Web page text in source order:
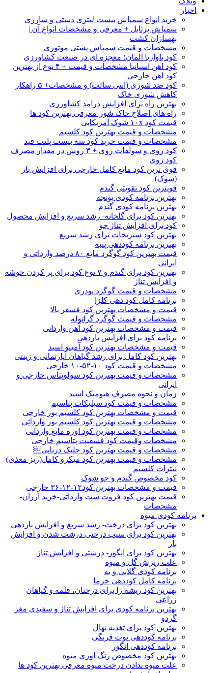
اخبار
خرید انواع سمپاش بیست لیتری دستی و شارژی
سمپاش پرتابل + معرفی و مشخصات انواع آن |
بهسازان کشت
مشخصات و قیمت سمپاش پشتی موتوری
کود باواریا المان؛ معجزه ای در صنعت کشاورزی
کود اهن اسپانیا مشخصات و قیمت + ۴ نوع از بهترین
کود اهن خارجی
کود ضد شوری (انتی سالت) و مشخصات+ ۵ راهکار
کاهش شوری خاک
بهترین راه برای افزایش درامد کشاورزی
راه های اصلاح خاک شور-معرفی بهترین کود ها
قیمت کود ۱۰x شوک آمریکایی
مشخصات و قیمت بهترین کود کلسیم
مشخصات و قیمت خرید کود سه بیست پلنت فید
کود روی و سولفات روی + ۳ روش در مقدار مصرف
کود روی
قوی ترین کود مایع کامل خارجی برای افزایش بار
(شوک)
قویترین کود تقویتی گندم
بهترین برنامه کودی یونجه
بهترین برنامه کودی گندم
بهترین کود برای گلخانه- رشد سریع و افزایش محصول
کود برای افزایش تناژ جو
بهترین کود سبزیجات برای رشد سریع
بهترین برنامه کوددهی پنبه
قیمت بهترین کود گوگرد مایع ۸۰ درصد وارداتی و
ایرانی
بهترین کود برای گندم و ۷ نوع کود برای پر کردن خوشه
و افزایش تناژ
مشخصات و قیمت گوگرد پودری
برنامه کامل کود دهی کلزا
قیمت و مشخصات بهترین کود فسفر بالا
مشخصات و قیمت گوگرد گرانوله
قیمت و مشخصات بهترین کود آهن وارداتی
برنامه کود برای افزایش باردهی
قیمت و مشخصات بهترین کود آمینو اسید
بهترین کود کامل برای رشد گیاهان آپارتمانی و زینتی
مشخصات و قیمت کود ۱۰-۵۲-۱۰ خارجی
مشخصات و قیمت بهترین کود سولوپتاس خارجی و
ایرانی
زمان و نحوه مصرف هیومیک اسید
مشخصات و قیمت کود سیلیکات پتاسیم
قیمت و مشخصات بهترین کود کلسیم بور خارجی
مشخصات و قیمت بهترین کود کلسیم بور وارداتی
مشخصات و قیمت بهترین کود اوره مایع وارداتی
مشخصات وقیمت کود فسفیت پتاسیم خارجی
مشخصات و قیمت بهترین کود جلبک دریایی￼
مشخصات و قیمت بهترین کود میکرو کامل(ریز مغذی)
نیترات کلسیم
کود مخصوص گندم و جو شوک
قیمت و مشخصات بهترین کود۱۲-۱۲-۳۶ خارجی
قیمت بهترین کود فروت ست وارداتی-خرید ارزان-
مشخصات
برنامه کودی میوه
بهترین کود برای درخت- رشد سریع و افزایش باردهی
بهترین کود برای سیب درختی-درشت شدن و افزایش
بار
بهترین کود برای انگور- درشتی و افزایش تناژ
علت ریزش گل و میوه
برنامه کودی گلابی و به
برنامه کامل کوددهی خرما
بهترین کود ریشه زا برای درختان، قلمه و گیاهان
زراعی
بهترین برنامه کودی برای افزایش تناژ و سفیدی مغز
گردو
بهترین کود برای تغذیه نهال
برنامه کوددهی توت فرنگی
برنامه کوددهی انگور
بهترین کود مخصوص رنگ اوری میوه
علت میوه ندادن درخت میوه معرفی بهترین کود ها